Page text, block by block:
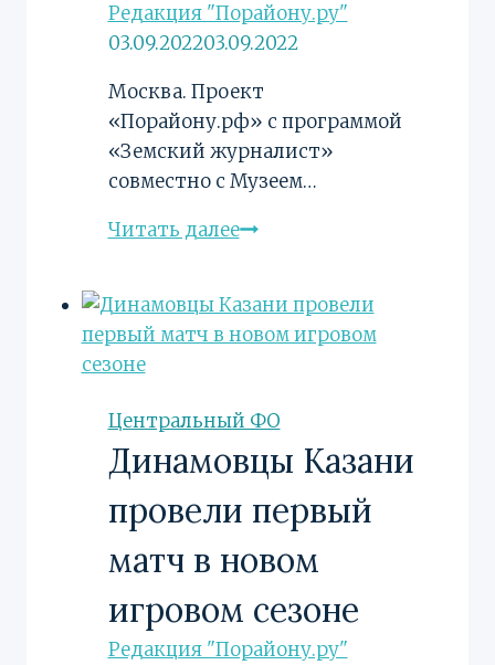
Редакция "Порайону.ру"
03.09.202203.09.2022
Москва. Проект
«Порайону.рф» с программой
«Земский журналист»
совместно с Музеем…
Читать далееСтартовал
молодых
журналистов
героев»
Центральный ФО
Динамовцы Казани
провели первый
матч в новом
игровом сезоне
Редакция "Порайону.ру"